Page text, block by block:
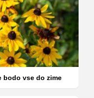
bodo vse do zime